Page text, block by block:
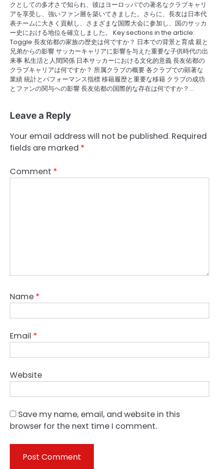
クとしての多才さで知られ、彼はヨーロッパでの著名なクラブキャリ
アを享受し、強いファン層を築いてきました。さらに、長友は日本代
表チームに大きく貢献し、さまざまな国際大会に参加し、国のサッカ
ー史における地位を確立しました。 Key sections in the article:
Toggle 長友佑都の家族の歴史は何ですか？ 日本での背景と育成 親と
兄弟からの影響 サッカーキャリアに影響を与えた重要な子供時代の出
来事 私生活と人間関係 日本サッカーにおける文化的意義 長友佑都の
クラブキャリアは何ですか？ 所属クラブの概要 各クラブでの顕著な
業績 統計とパフォーマンス指標 移籍履歴と重要な移籍 クラブの成功
とファンの関与への影響 長友佑都の国際的な存在は何ですか？…
Leave a Reply
Your email address will not be published. Required
fields are marked *
Comment *
Name *
Email *
Website
Save my name, email, and website in this
browser for the next time I comment.